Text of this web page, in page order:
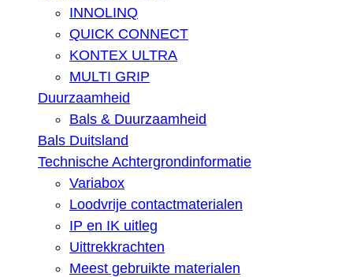
INNOLINQ
QUICK CONNECT
KONTEX ULTRA
MULTI GRIP
Duurzaamheid
Bals & Duurzaamheid
Bals Duitsland
Technische Achtergrondinformatie
Variabox
Loodvrije contactmaterialen
IP en IK uitleg
Uittrekkrachten
Meest gebruikte materialen